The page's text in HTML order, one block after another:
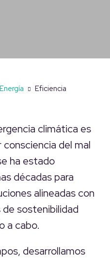
Energía
Eficiencia
climática es
del mal
ha estado
décadas para
alineadas con
sostenibilidad
a cabo.
desarrollamos